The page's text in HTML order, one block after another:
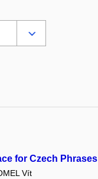
for Czech Phrases
Vít